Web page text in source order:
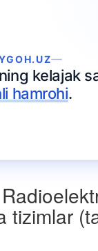
kelajak
hamrohi.
tizimlar